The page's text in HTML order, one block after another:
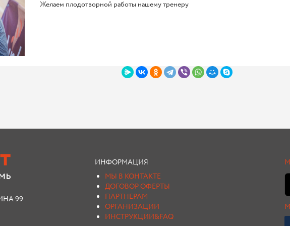
Желаем плодотворной работы нашему тренеру
99
ИНФОРМАЦИЯ
МЫ В КОНТАКТЕ
ДОГОВОР ОФЕРТЫ
ПАРТНЕРАМ
ОРГАНИЗАЦИИ
ИНСТРУКЦИИ&FAQ